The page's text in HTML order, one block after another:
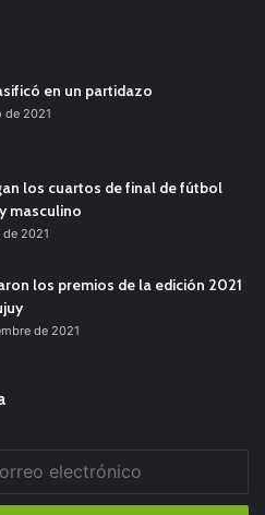
en un partidazo
de 2021
los cuartos de final de fútbol
masculino
de 2021
los premios de la edición 2021
de 2021